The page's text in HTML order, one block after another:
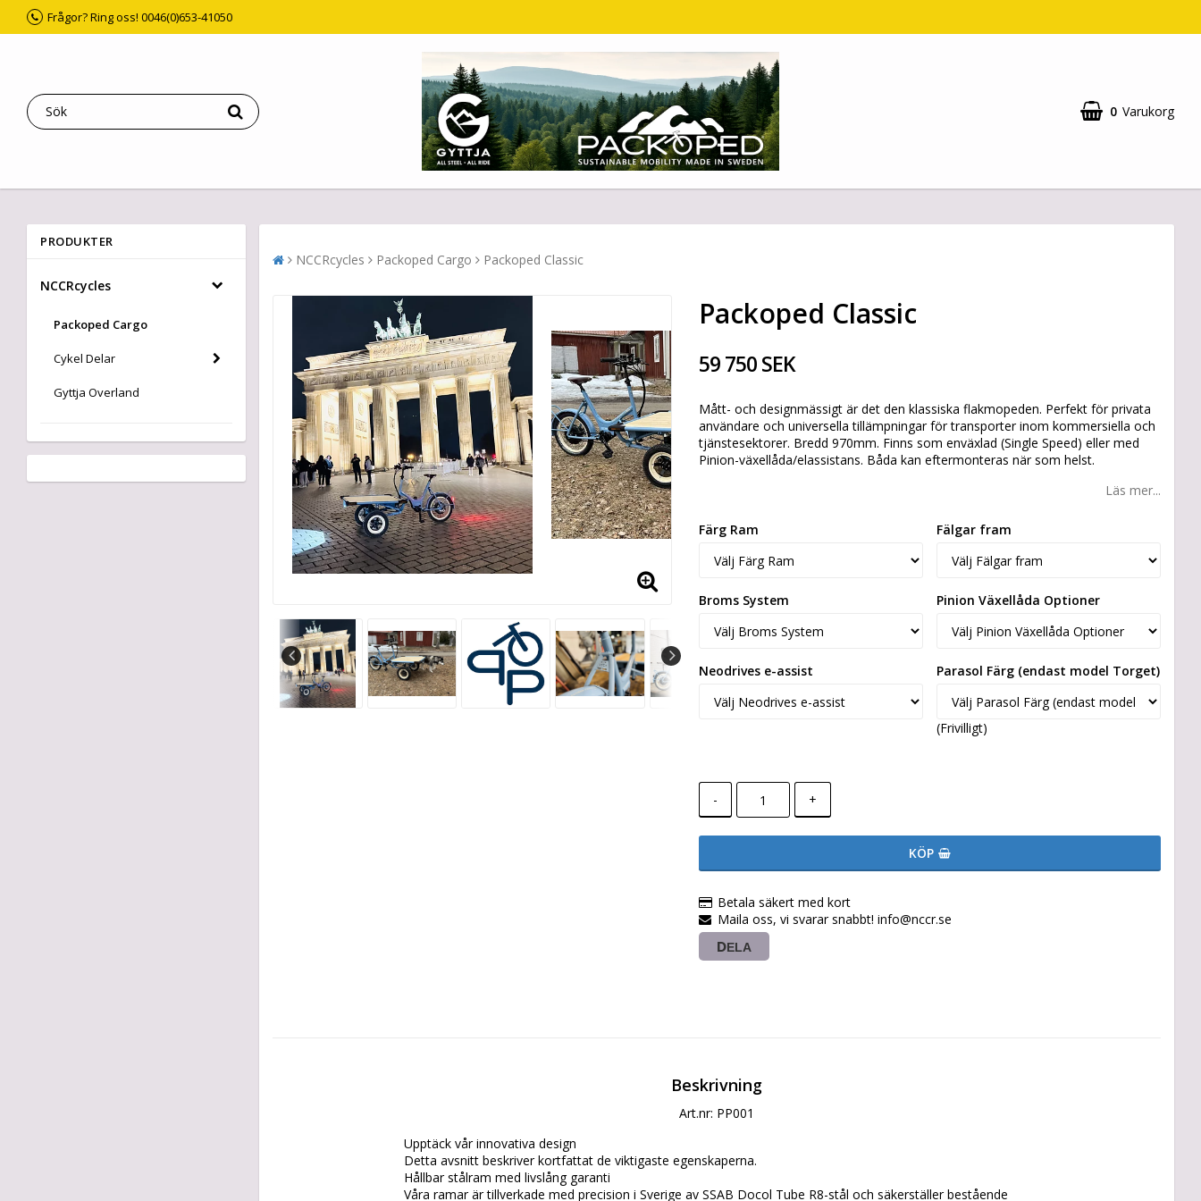
Frågor? Ring oss! 0046(0)653-41050
0 Varukorg
PRODUKTER
NCCRcycles
Packoped Cargo
Cykel Delar
Gyttja Overland
NCCRcycles Packoped Cargo Packoped Classic
Packoped Classic
59 750 SEK
Mått- och designmässigt är det den klassiska flakmopeden. Perfekt för privata
användare och universella tillämpningar för transporter inom kommersiella och
tjänstesektorer. Bredd 970mm. Finns som enväxlad (Single Speed) eller med
Pinion-växellåda/elassistans. Båda kan eftermonteras när som helst.
Läs mer...
Färg Ram Fälgar fram
Broms System Pinion Växellåda Optioner
Neodrives e-assist Parasol Färg (endast model Torget)
(Frivilligt)
- +
KÖP
Betala säkert med kort
Maila oss, vi svarar snabbt! info@nccr.se
DELA
Beskrivning
Art.nr: PP001
Upptäck vår innovativa design
Detta avsnitt beskriver kortfattat de viktigaste egenskaperna.
Hållbar stålram med livslång garanti
Våra ramar är tillverkade med precision i Sverige av SSAB Docol Tube R8-stål och säkerställer bestående